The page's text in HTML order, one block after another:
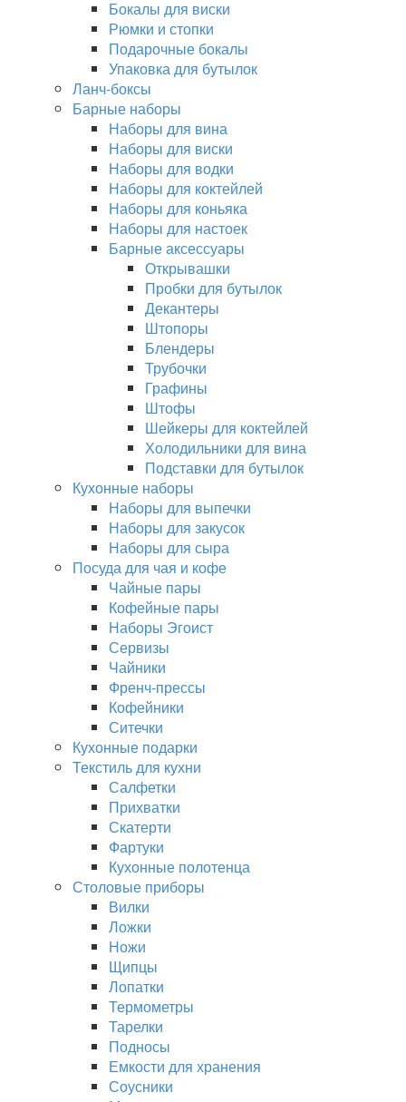
Бокалы для виски
Рюмки и стопки
Подарочные бокалы
Упаковка для бутылок
Ланч-боксы
Барные наборы
Наборы для вина
Наборы для виски
Наборы для водки
Наборы для коктейлей
Наборы для коньяка
Наборы для настоек
Барные аксессуары
Открывашки
Пробки для бутылок
Декантеры
Штопоры
Блендеры
Трубочки
Графины
Штофы
Шейкеры для коктейлей
Холодильники для вина
Подставки для бутылок
Кухонные наборы
Наборы для выпечки
Наборы для закусок
Наборы для сыра
Посуда для чая и кофе
Чайные пары
Кофейные пары
Наборы Эгоист
Сервизы
Чайники
Френч-прессы
Кофейники
Ситечки
Кухонные подарки
Текстиль для кухни
Салфетки
Прихватки
Скатерти
Фартуки
Кухонные полотенца
Столовые приборы
Вилки
Ложки
Ножи
Щипцы
Лопатки
Термометры
Тарелки
Подносы
Емкости для хранения
Соусники